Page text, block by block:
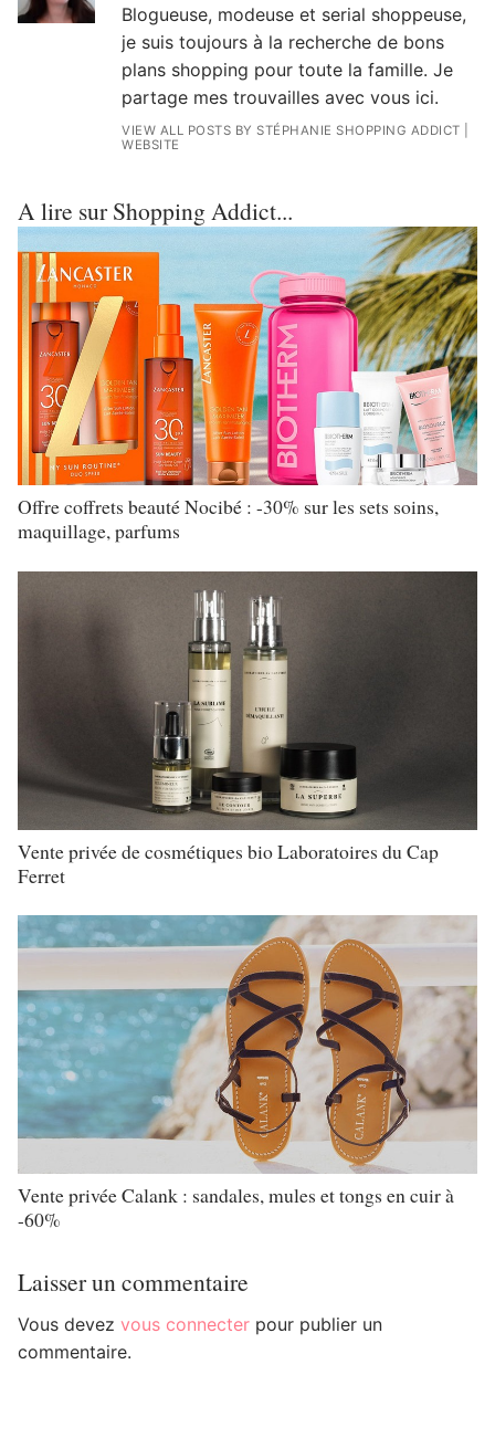
Blogueuse, modeuse et serial shoppeuse,
je suis toujours à la recherche de bons
plans shopping pour toute la famille. Je
partage mes trouvailles avec vous ici.
VIEW ALL POSTS BY STÉPHANIE SHOPPING ADDICT
WEBSITE
A lire sur Shopping Addict...
Offre coffrets beauté Nocibé : -30% sur les sets soins,
maquillage, parfums
Vente privée de cosmétiques bio Laboratoires du Cap
Ferret
Vente privée Calank : sandales, mules et tongs en cuir à
-60%
Laisser un commentaire
Vous devez vous connecter pour publier un
commentaire.